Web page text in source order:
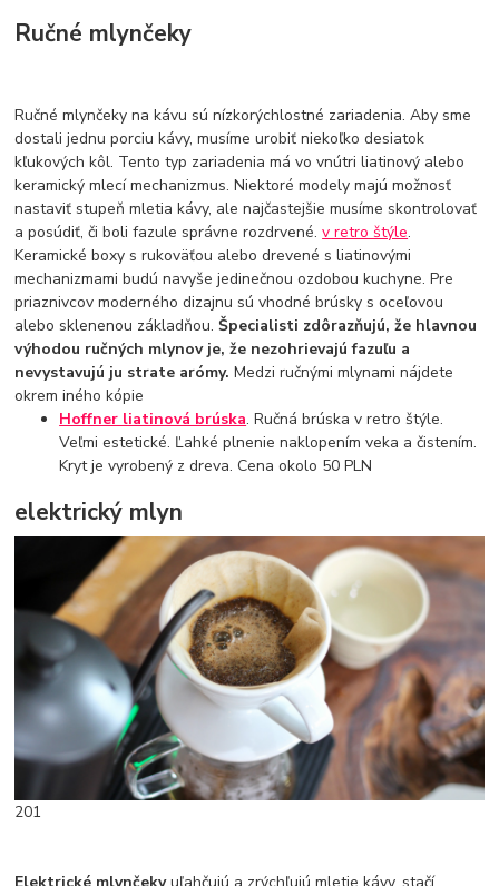
Ručné mlynčeky
Ručné mlynčeky na kávu sú nízkorýchlostné zariadenia. Aby sme
dostali jednu porciu kávy, musíme urobiť niekoľko desiatok
kľukových kôl. Tento typ zariadenia má vo vnútri liatinový alebo
keramický mlecí mechanizmus. Niektoré modely majú možnosť
nastaviť stupeň mletia kávy, ale najčastejšie musíme skontrolovať
a posúdiť, či boli fazule správne rozdrvené.v retro štýle.
Keramické boxy s rukoväťou alebo drevené s liatinovými
mechanizmami budú navyše jedinečnou ozdobou kuchyne. Pre
priaznivcov moderného dizajnu sú vhodné brúsky s oceľovou
alebo sklenenou základňou.Špecialisti zdôrazňujú, že hlavnou
výhodou ručných mlynov je, že nezohrievajú fazuľu a
nevystavujú ju strate arómy.Medzi ručnými mlynami nájdete
okrem iného kópie
Hoffner liatinová brúska. Ručná brúska v retro štýle.
Veľmi estetické. Ľahké plnenie naklopením veka a čistením.
Kryt je vyrobený z dreva. Cena okolo 50 PLN
elektrický mlyn
201